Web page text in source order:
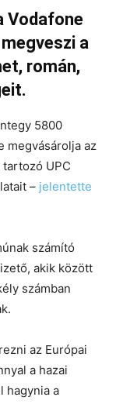
Vodafone
a
román,
5800
megvásárolja az
UPC
– jelentette
számító
akik között
számban
az Európai
a hazai
hagynia a